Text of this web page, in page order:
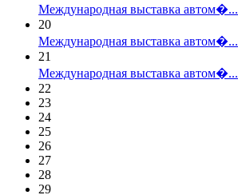
Международная выставка автом�...
20
Международная выставка автом�...
21
Международная выставка автом�...
22
23
24
25
26
27
28
29